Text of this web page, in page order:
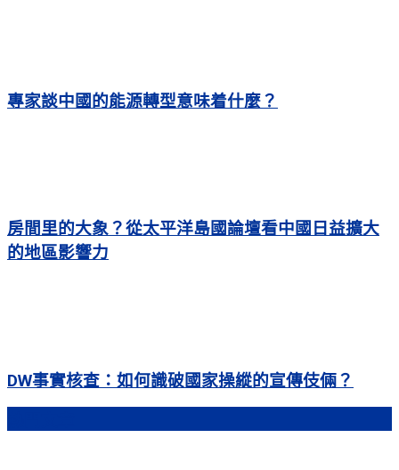
專家談中國的能源轉型意味着什麼？
房間里的大象？從太平洋島國論壇看中國日益擴大
的地區影響力
DW事實核查：如何識破國家操縱的宣傳伎倆？